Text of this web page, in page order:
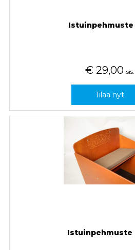
Istuinpehmuste
€ 29,00
Tilaa nyt
Istuinpehmuste